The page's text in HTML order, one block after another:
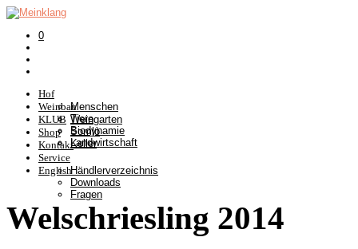
0
Hof
Menschen
Tiere
Biodynamie
Landwirtschaft
Weinbau
Weingarten
Somlò
Keller
KLUB
Shop
Kontakt
Service
Händlerverzeichnis
Downloads
Fragen
English
Welschriesling 2014